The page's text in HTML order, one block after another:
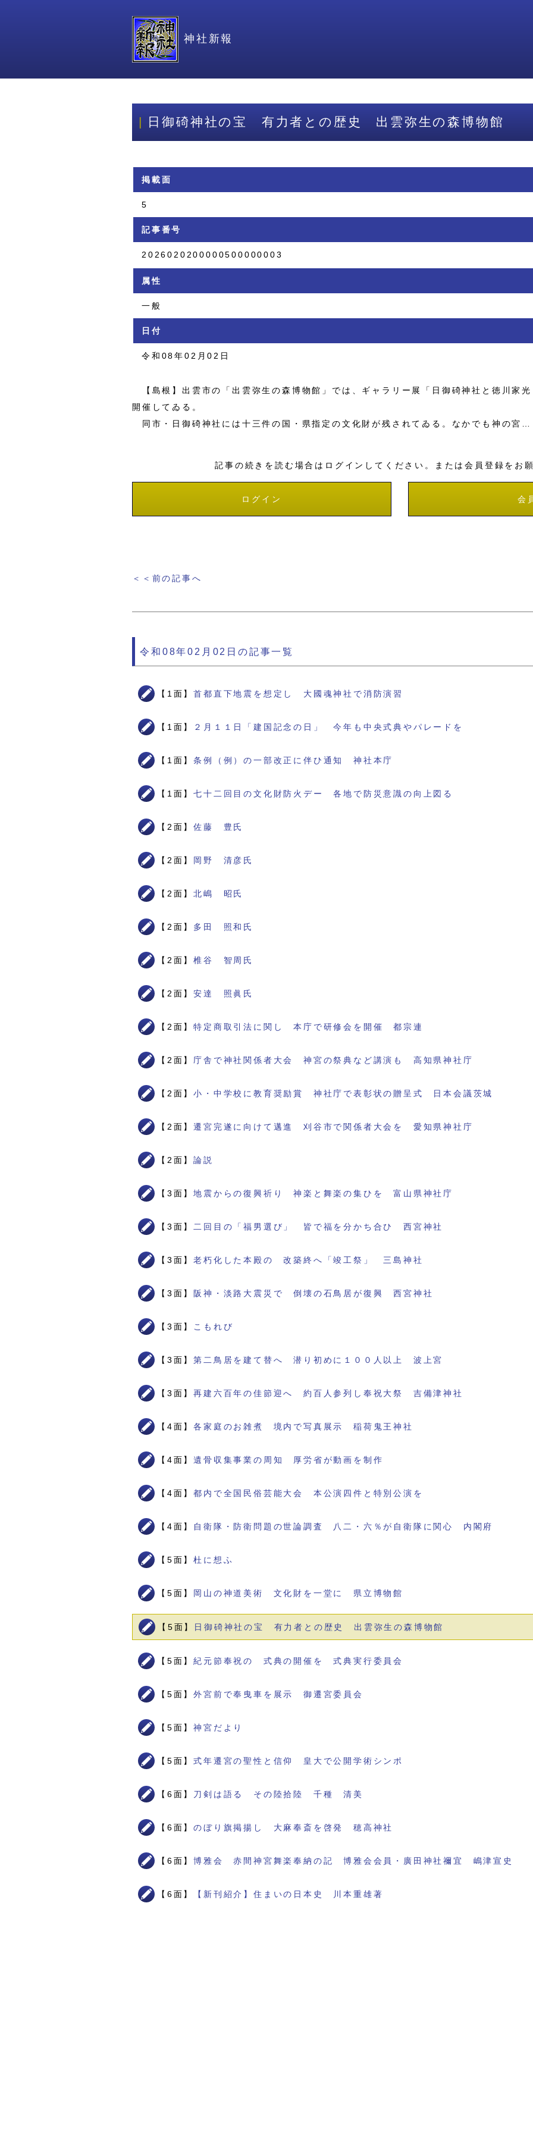
神社新報
日御碕神社の宝 有力者との歴史 出雲弥生の森博物館
掲載面
5
記事番号
2026020200000500000003
属性
一般
日付
令和08年02月02日
【島根】出雲市の「出雲弥生の森博物館」では、ギャラリー展「日御碕神社と徳川家
開催してゐる。
同市・日御碕神社には十三件の国・県指定の文化財が残されてゐる。なかでも神の宮…
記事の続きを読む場合はログインしてください。または会員登録をお
ログイン 会
＜＜前の記事へ
令和08年02月02日の記事一覧
【1面】首都直下地震を想定し 大國魂神社で消防演習
【1面】 ２月１１日「建国記念の日」 今年も中央式典やパレードを
【1面】条例（例）の一部改正に伴ひ通知 神社本庁
【1面】七十二回目の文化財防火デー 各地で防災意識の向上図る
【2面】佐藤 豊氏
【2面】 岡野 清彦氏
【2面】北嶋 昭氏
【2面】 多田 照和氏
【2面】椎谷 智周氏
【2面】安達 照眞氏
【2面】特定商取引法に関し 本庁で研修会を開催 都宗連
【2面】 庁舎で神社関係者大会 神宮の祭典など講演も 高知県神社庁
【2面】小・中学校に教育奨励賞 神社庁で表彰状の贈呈式 日本会議茨城
【2面】遷宮完遂に向けて邁進 刈谷市で関係者大会を 愛知県神社庁
【2面】論説
【3面】地震からの復興祈り 神楽と舞楽の集ひを 富山県神社庁
【3面】 二回目の「福男選び」 皆で福を分かち合ひ 西宮神社
【3面】老朽化した本殿の 改築終へ「竣工祭」 三島神社
【3面】 阪神・淡路大震災で 倒壊の石鳥居が復興 西宮神社
【3面】 こもれび
【3面】第二鳥居を建て替へ 潜り初めに１００人以上 波上宮
【3面】再建六百年の佳節迎へ 約百人参列し奉祝大祭 吉備津神社
【4面】各家庭のお雑煮 境内で写真展示 稲荷鬼王神社
【4面】遺骨収集事業の周知 厚労省が動画を制作
【4面】都内で全国民俗芸能大会 本公演四件と特別公演を
【4面】 自衛隊・防衛問題の世論調査 八二・六％が自衛隊に関心 内閣府
【5面】杜に想ふ
【5面】 岡山の神道美術 文化財を一堂に 県立博物館
【5面】 日御碕神社の宝 有力者との歴史 出雲弥生の森博物館
【5面】紀元節奉祝の 式典の開催を 式典実行委員会
【5面】外宮前で奉曳車を展示 御遷宮委員会
【5面】神宮だより
【5面】式年遷宮の聖性と信仰 皇大で公開学術シンポ
【6面】 刀剣は語る その陸拾陸 千種 清美
【6面】のぼり旗掲揚し 大麻奉斎を啓発 穂高神社
【6面】博雅会 赤間神宮舞楽奉納の記 博雅会会員・廣田神社禰宜 嶋津宣史
【6面】 【新刊紹介】住まいの日本史 川本重雄著